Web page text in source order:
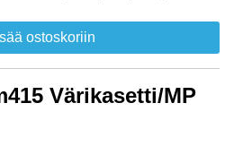
ostoskoriin
Värikasetti/MP